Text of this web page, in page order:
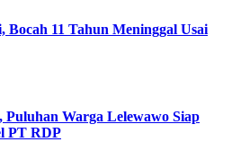
11 Tahun Meninggal Usai
Warga Lelewawo Siap
PT RDP